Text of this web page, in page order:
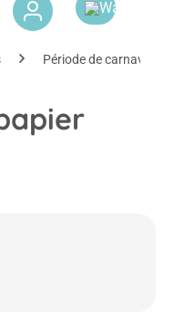
Période de carnaval